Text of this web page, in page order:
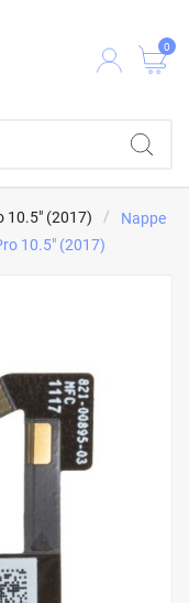
0
10.5" (2017)
Nappe
10.5" (2017)